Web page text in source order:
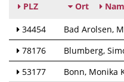
PLZ Ort
34454 Bad Arolsen
78176
Blumberg
53177
Bonn Monika